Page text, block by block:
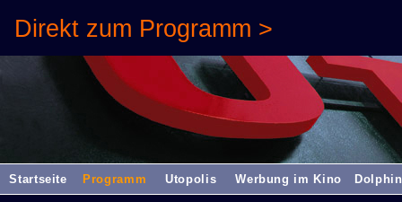
Direkt zum Programm >
Startseite Programm Utopolis Werbung im Kino